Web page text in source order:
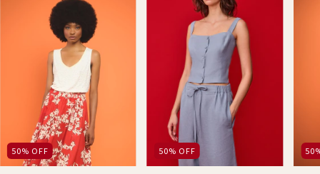
50% OFF 50% OFF 50